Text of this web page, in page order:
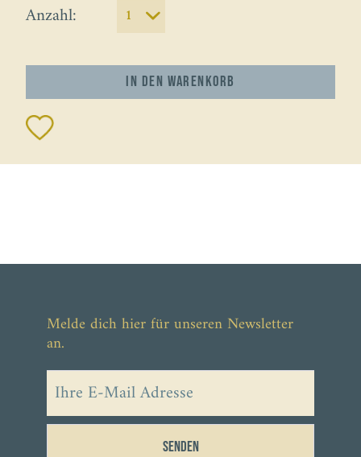
Anzahl:
In den Warenkorb
Melde dich hier für unseren Newsletter
an.
Senden